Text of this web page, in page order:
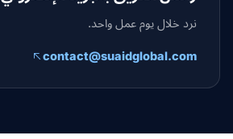
نرد خلال يوم عمل واحد.
contact@suaidglobal.com